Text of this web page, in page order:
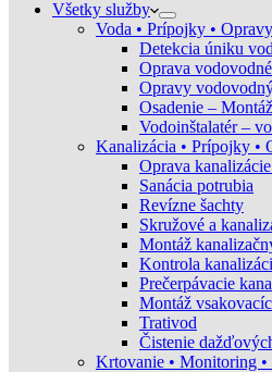
Všetky služby
Voda • Prípojky • Opravy
Detekcia úniku
Oprava
Opravy
Osadenie –
Vodoinštalatér –
Kanalizácia • Prípojky •
Oprava
Sanácia potrubia
Revízne šachty
Skružové a
Montáž
Kontrola
Prečerpávacie
Montáž
Trativod
Čistenie
Krtovanie • Monitoring •